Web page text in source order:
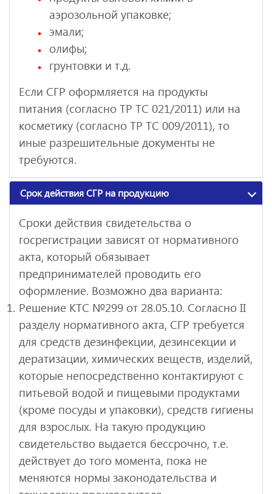
аэрозольной упаковке;
эмали;
олифы;
грунтовки и т.д.
Если СГР оформляется на продукты
питания (согласно ТР ТС 021/2011) или на
косметику (согласно ТР ТС 009/2011), то
иные разрешительные документы не
требуются.
Срок действия СГР на продукцию
Сроки действия свидетельства о
госрегистрации зависят от нормативного
акта, который обязывает
предпринимателей проводить его
оформление. Возможно два варианта:
Решение КТС №299 от 28.05.10. Согласно II
разделу нормативного акта, СГР требуется
для средств дезинфекции, дезинсекции и
дератизации, химических веществ, изделий,
которые непосредственно контактируют с
питьевой водой и пищевыми продуктами
(кроме посуды и упаковки), средств гигиены
для взрослых. На такую продукцию
свидетельство выдается бессрочно, т.е.
действует до того момента, пока не
меняются нормы законодательства и